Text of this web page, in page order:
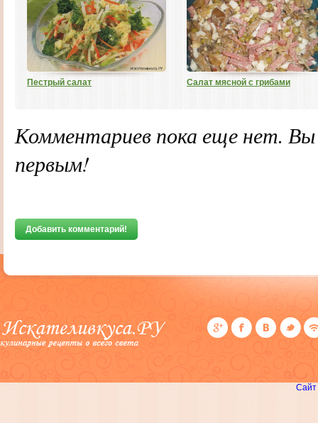
Пестрый салат Салат мясной с грибами
Комментариев пока еще нет.
первым!
Добавить комментарий!
Сайт